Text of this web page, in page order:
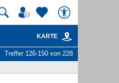
KARTE
Treffer 126-150 von 228